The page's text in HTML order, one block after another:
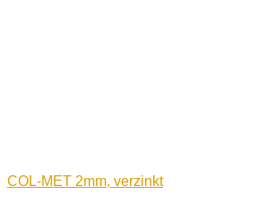
COL-MET 2mm, verzinkt